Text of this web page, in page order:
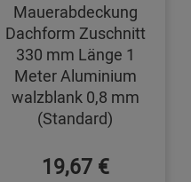
Mauerabdeckung
Dachform Zuschnitt
330 mm Länge 1
Meter Aluminium
walzblank 0,8 mm
(Standard)
19,67 €